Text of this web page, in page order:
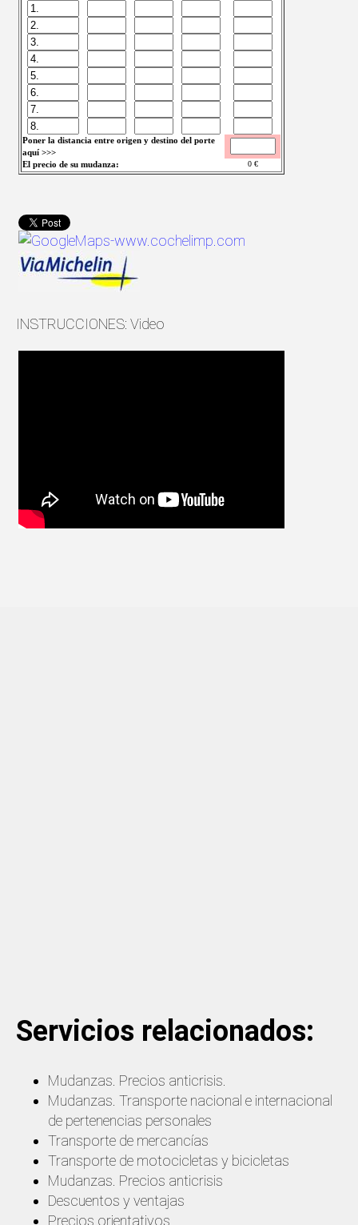
Poner la distancia entre origen y destino del porte
aquí >>>
El precio de su mudanza:
0€
INSTRUCCIONES: Video
Servicios relacionados:
Mudanzas. Precios anticrisis.
Mudanzas. Transporte nacional e internacional
de pertenencias personales
Transporte de mercancías
Transporte de motocicletas y bicicletas
Mudanzas. Precios anticrisis
Descuentos y ventajas
Precios orientativos